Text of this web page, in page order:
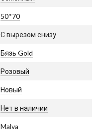
50*70
С вырезом снизу
Бязь Gold
Розовый
Новый
Нет в наличии
Malva